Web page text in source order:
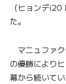
（ヒョンデ
た。
マニュファ
の優勝により
幕から続いて